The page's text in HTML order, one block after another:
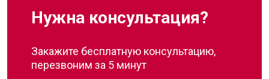
Нужна консультация?
Закажите бесплатную консультацию,
перезвоним за 5 минут